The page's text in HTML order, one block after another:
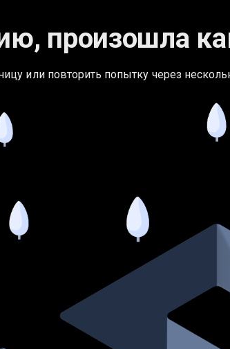
произошла
или повторить попытку через